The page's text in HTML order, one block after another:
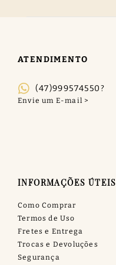
ATENDIMENTO
(47)999574550?
INFORMAÇÕES ÚTEIS
Como Comprar
Termos de Uso
Fretes e Entrega
Trocas e Devoluções
Segurança